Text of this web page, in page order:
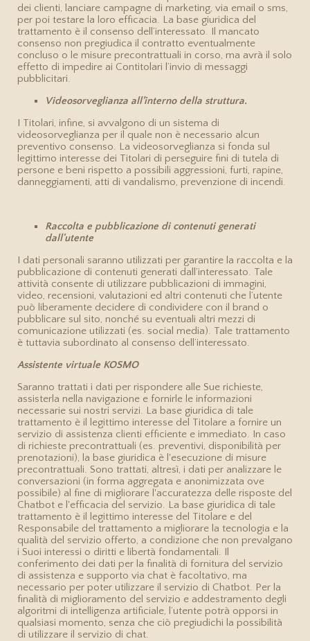
dei clienti, lanciare campagne di marketing, via email o sms,
per poi testare la loro efficacia. La base giuridica del
trattamento è il consenso dell’interessato. Il mancato
consenso non pregiudica il contratto eventualmente
concluso o le misure precontrattuali in corso, ma avrà il solo
effetto di impedire ai Contitolari l’invio di messaggi
pubblicitari.
Videosorveglianza all’interno della struttura.
I Titolari, infine, si avvalgono di un sistema di
videosorveglianza per il quale non è necessario alcun
preventivo consenso. La videosorveglianza si fonda sul
legittimo interesse dei Titolari di perseguire fini di tutela di
persone e beni rispetto a possibili aggressioni, furti, rapine,
danneggiamenti, atti di vandalismo, prevenzione di incendi.
Raccolta e pubblicazione di contenuti generati
dall'utente
I dati personali saranno utilizzati per garantire la raccolta e la
pubblicazione di contenuti generati dall’interessato. Tale
attività consente di utilizzare pubblicazioni di immagini,
video, recensioni, valutazioni ed altri contenuti che l’utente
può liberamente decidere di condividere con il brand o
pubblicare sul sito, nonché su eventuali altri mezzi di
comunicazione utilizzati (es. social media). Tale trattamento
è tuttavia subordinato al consenso dell’interessato.
Assistente virtuale KOSMO
Saranno trattati i dati per rispondere alle Sue richieste,
assisterla nella navigazione e fornirle le informazioni
necessarie sui nostri servizi. La base giuridica di tale
trattamento è il legittimo interesse del Titolare a fornire un
servizio di assistenza clienti efficiente e immediato. In caso
di richieste precontrattuali (es. preventivi, disponibilità per
prenotazioni), la base giuridica è l'esecuzione di misure
precontrattuali. Sono trattati, altresì, i dati per analizzare le
conversazioni (in forma aggregata e anonimizzata ove
possibile) al fine di migliorare l'accuratezza delle risposte del
Chatbot e l'efficacia del servizio. La base giuridica di tale
trattamento è il legittimo interesse del Titolare e del
Responsabile del trattamento a migliorare la tecnologia e la
qualità del servizio offerto, a condizione che non prevalgano
i Suoi interessi o diritti e libertà fondamentali. Il
conferimento dei dati per la finalità di fornitura del servizio
di assistenza e supporto via chat è facoltativo, ma
necessario per poter utilizzare il servizio di Chatbot. Per la
finalità di miglioramento del servizio e addestramento degli
algoritmi di intelligenza artificiale, l’utente potrà opporsi in
qualsiasi momento, senza che ciò pregiudichi la possibilità
di utilizzare il servizio di chat.